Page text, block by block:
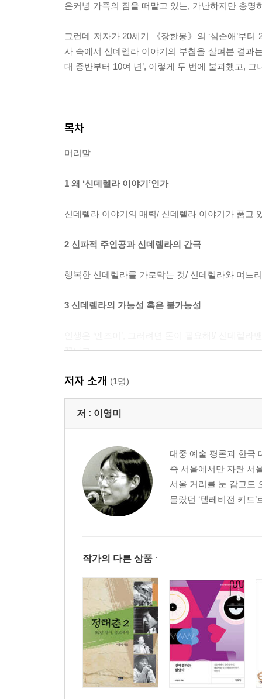
은커녕 가족의 짐을 떠맡고 있는, 가난하지만 총명
그런데 저자가 20세기 《장한몽》의 ‘심순애’부
사 속에서 신데렐라 이야기의 부침을 살펴본 결과
대 중반부터 10여 년’, 이렇게 두 번에 불과했고,
목차
머리말
1 왜 ‘신데렐라 이야기’인가
신데렐라 이야기의 매력/ 신데렐라 이야기가 품고
2 신파적 주인공과 신데렐라의 간극
행복한 신데렐라를 가로막는 것/ 신데렐라와 며느
3 신데렐라의 가능성 혹은 불가능성
끝나고
4 익어가는 자본주의, 그 속의 사랑과 결혼
시장판에 나앉은 결혼/ 소녀 같은 성매매 여성의
〈사랑을 그대 품 안에〉와 캔디렐라 시대의 개
에필로그_ 신데렐라 이야기, 그 부침의 의미
저자 소개 (1명)
저 : 이영미
대중 예술 평론과 한국
죽 서울에서만 자란 서
서울 거리를 눈 감고도
몰랐던 ‘텔레비전 키드
작가의 다른 상품